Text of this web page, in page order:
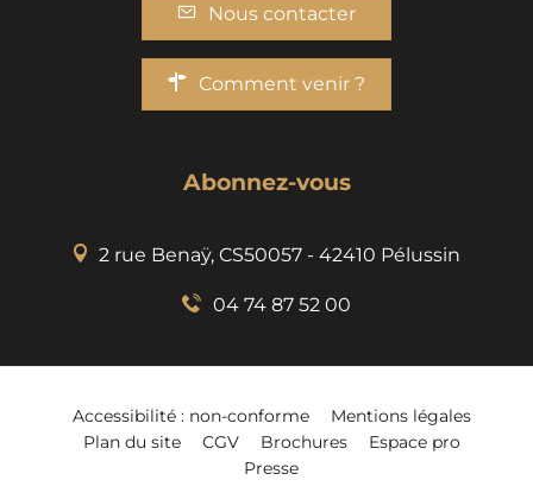
Nous contacter
Comment venir ?
Abonnez-vous
2 rue Benaÿ, CS50057 - 42410 Pélussin
04 74 87 52 00
Accessibilité : non-conforme
Mentions légales
Plan du site
CGV Brochures
Espace pro
Presse